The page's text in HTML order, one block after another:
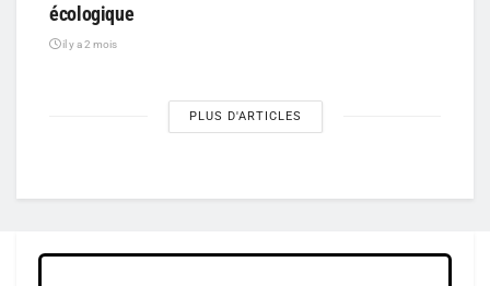
écologique
il y a 2 mois
PLUS D'ARTICLES